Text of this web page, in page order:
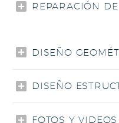
REPARACIÓN
DISEÑO
DISEÑO
FOTOS Y